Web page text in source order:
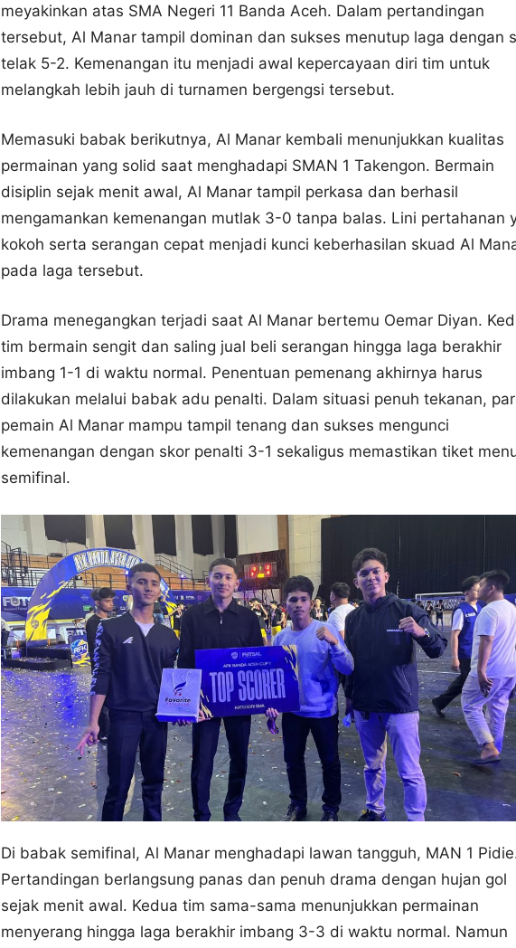
meyakinkan atas SMA Negeri 11 Banda Aceh. Dalam pertandingan
tersebut, Al Manar tampil dominan dan sukses menutup laga dengan
telak 5-2. Kemenangan itu menjadi awal kepercayaan diri tim untuk
melangkah lebih jauh di turnamen bergengsi tersebut.
Memasuki babak berikutnya, Al Manar kembali menunjukkan kualitas
permainan yang solid saat menghadapi SMAN 1 Takengon. Bermain
disiplin sejak menit awal, Al Manar tampil perkasa dan berhasil
mengamankan kemenangan mutlak 3-0 tanpa balas. Lini pertahanan
kokoh serta serangan cepat menjadi kunci keberhasilan skuad Al
pada laga tersebut.
Drama menegangkan terjadi saat Al Manar bertemu Oemar Diyan.
tim bermain sengit dan saling jual beli serangan hingga laga berakhir
imbang 1-1 di waktu normal. Penentuan pemenang akhirnya harus
dilakukan melalui babak adu penalti. Dalam situasi penuh tekanan,
pemain Al Manar mampu tampil tenang dan sukses mengunci
kemenangan dengan skor penalti 3-1 sekaligus memastikan tiket
semifinal.
Di babak semifinal, Al Manar menghadapi lawan tangguh, MAN 1
Pertandingan berlangsung panas dan penuh drama dengan hujan gol
sejak menit awal. Kedua tim sama-sama menunjukkan permainan
menyerang hingga laga berakhir imbang 3-3 di waktu normal. Namun